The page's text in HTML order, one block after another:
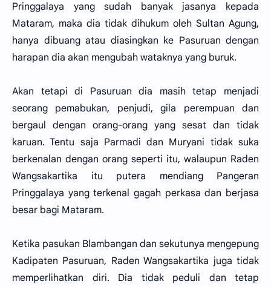
Pringgalaya yang sudah banyak jasanya kepada
Mataram, maka dia tidak dihukum oleh Sultan Agung,
hanya dibuang atau diasingkan ke Pasuruan dengan
harapan dia akan mengubah wataknya yang buruk.
Akan tetapi di Pasuruan dia masih tetap menjadi
seorang pemabukan, penjudi, gila perempuan dan
bergaul dengan orang-orang yang sesat dan tidak
karuan. Tentu saja Parmadi dan Muryani tidak suka
berkenalan dengan orang seperti itu, walaupun Raden
Wangsakartika itu putera mendiang Pangeran
Pringgalaya yang terkenal gagah perkasa dan berjasa
besar bagi Mataram.
Ketika pasukan Blambangan dan sekutunya mengepung
Kadipaten Pasuruan, Raden Wangsakartika juga tidak
memperlihatkan diri. Dia tidak peduli dan tetap